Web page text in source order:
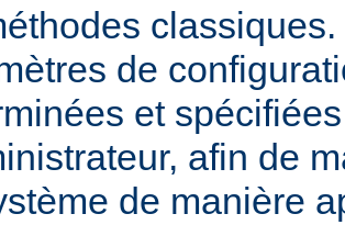
de
et
afin de
de manière